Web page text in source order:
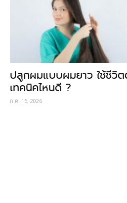
ปลูกผมแบบผมยาว ใช้ชีวิต
เทคนิคไหนดี ?
ก.ค. 15, 2026